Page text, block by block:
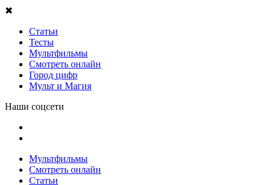
✖
Статьи
Тесты
Мультфильмы
Смотреть онлайн
Город цифр
Мульт и Магия
Наши соцсети
Мультфильмы
Смотреть онлайн
Статьи